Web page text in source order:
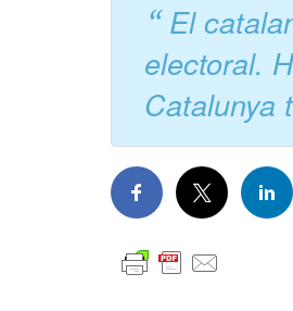
El
electoral.
Catalunya